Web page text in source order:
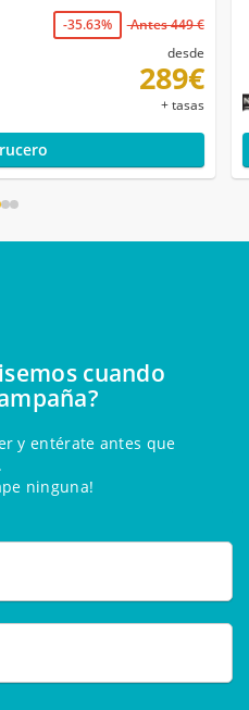
-35.63%
Antes 449 €
desde
289€
+ tasas
cuando
y entérate antes que
ninguna!